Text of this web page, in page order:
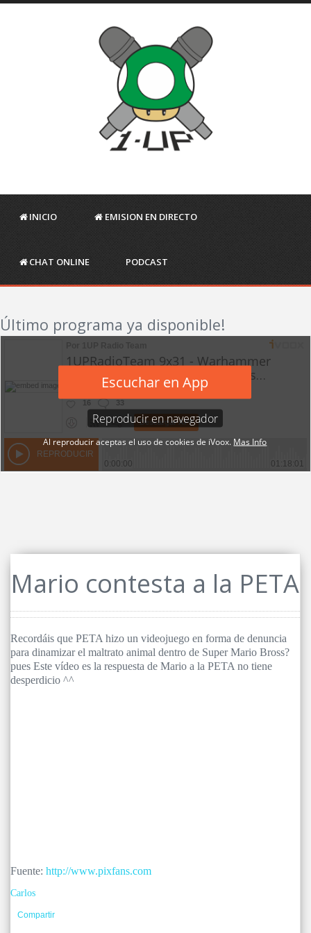
INICIO EMISION EN DIRECTO
CHAT ONLINE PODCAST
Último programa ya disponible!
Mario contesta a la PETA
Recordáis que PETA hizo un videojuego en forma de denuncia
para dinamizar el maltrato animal dentro de Super Mario Bross?
pues Este vídeo es la respuesta de Mario a la PETA no tiene
desperdicio ^^
Fuente: http://www.pixfans.com
Carlos
Compartir